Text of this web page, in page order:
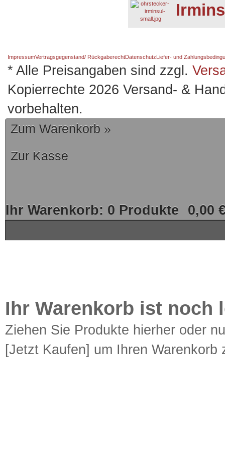
ImpressumVertragsgegenstand/ RückgaberechtDatenschutz Liefer- und
* Alle Preisangaben sind zzgl.
Kopierrechte 2026 Versand- &
vorbehalten.
Zum Warenkorb »
Zur Kasse
Ihr Warenkorb: 0 Produkte 0,00
Ihr Warenkorb ist noch
Ziehen Sie Produkte hierher oder
[Jetzt Kaufen] um Ihren Warenkorb